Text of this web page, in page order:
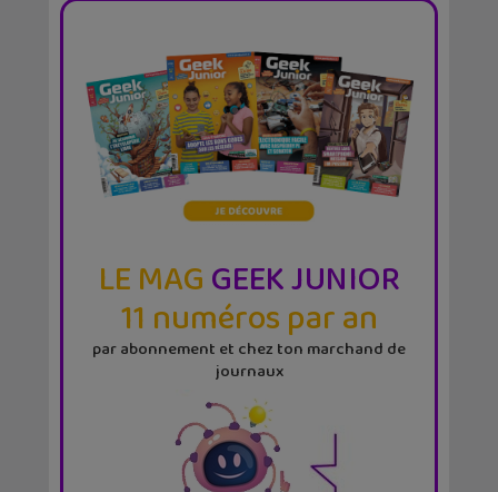
LE MAGGEEK JUNIOR
11 numéros par an
par abonnement et chez ton marchand de
journaux